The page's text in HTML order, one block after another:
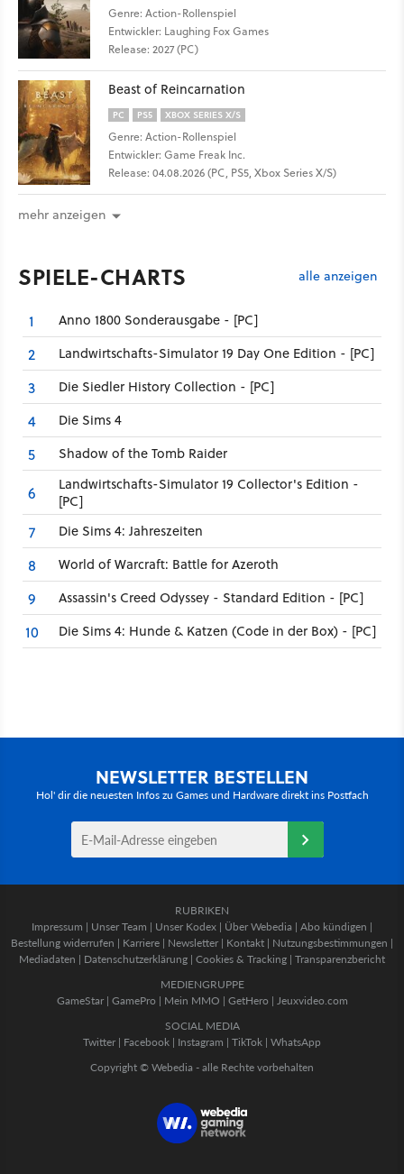
Genre: Action-Rollenspiel
Entwickler: Laughing Fox Games
Release: 2027 (PC)
Beast of Reincarnation
PC PS5 XBOX SERIES X/S
Genre: Action-Rollenspiel
Entwickler: Game Freak Inc.
Release: 04.08.2026 (PC, PS5, Xbox Series X/S)
mehr anzeigen
SPIELE-CHARTS alle anzeigen
1 Anno 1800 Sonderausgabe - [PC]
2 Landwirtschafts-Simulator 19 Day One Edition - [PC]
3 Die Siedler History Collection - [PC]
4 Die Sims 4
5 Shadow of the Tomb Raider
6
Landwirtschafts-Simulator 19 Collector's Edition -
[PC]
7 Die Sims 4: Jahreszeiten
8 World of Warcraft: Battle for Azeroth
9 Assassin's Creed Odyssey - Standard Edition - [PC]
10 Die Sims 4: Hunde & Katzen (Code in der Box) - [PC]
NEWSLETTER BESTELLEN
Hol' dir die neuesten Infos zu Games und Hardware direkt ins Postfach
RUBRIKEN
Impressum | Unser Team | Unser Kodex | Über Webedia | Abo kündigen |
Bestellung widerrufen | Karriere | Newsletter | Kontakt | Nutzungsbestimmungen |
Mediadaten | Datenschutzerklärung | Cookies & Tracking | Transparenzbericht
MEDIENGRUPPE
GameStar| GamePro | Mein MMO | GetHero | Jeuxvideo.com
SOCIAL MEDIA
Twitter | Facebook | Instagram | TikTok | WhatsApp
Copyright © Webedia - alle Rechte vorbehalten